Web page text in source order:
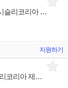
[시슬리뷰티그룹] [ 롯데일산점/ 신세계의정부점 ] 시슬리코리아 제품디스플레이 매장판매사원
지원하기
[시슬리뷰티그룹] [ 신세계경기점/ AK수원점 ] 시슬리코리아 제품디스플레이 매장판매사원